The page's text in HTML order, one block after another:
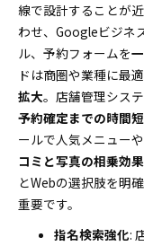
線で設計することが
わせ、Googleビジネ
ル、予約フォームを
ドは商圏や業種に最適
拡大。店舗管理シス
予約確定までの時間
ールで人気メニュー
コミと写真の相乗効果
とWebの選択肢を明
重要です。
指名検索強化: